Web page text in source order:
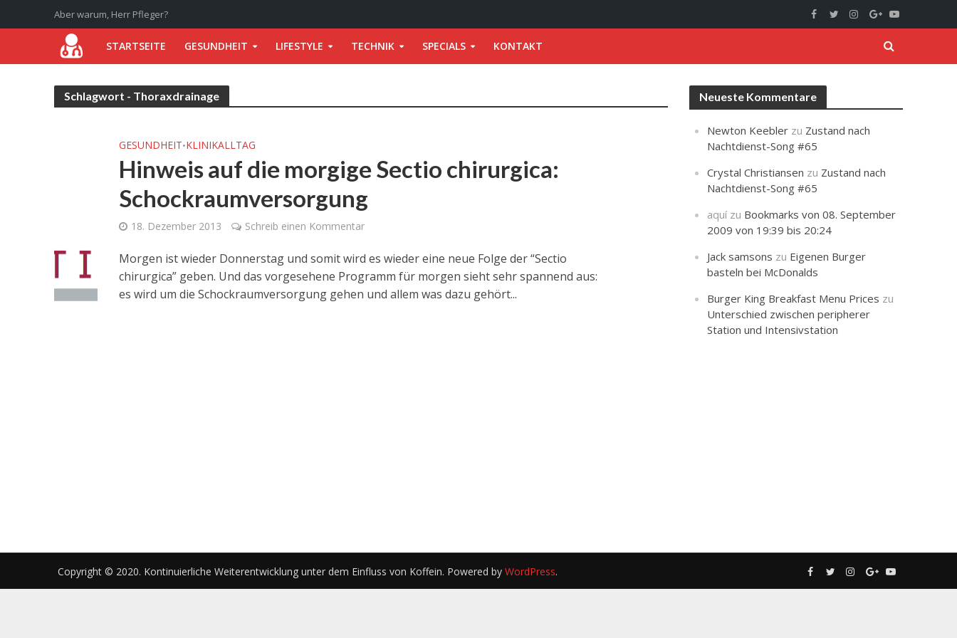
Aber warum, Herr Pfleger?
STARTSEITE GESUNDHEIT LIFESTYLE TECHNIK SPECIALS KONTAKT
Schlagwort - Thoraxdrainage
GESUNDHEIT•KLINIKALLTAG
Hinweis auf die morgige Sectio chirurgica:
Schockraumversorgung
18. Dezember 2013 Schreib einen Kommentar
Morgen ist wieder Donnerstag und somit wird es wieder eine neue Folge der “Sectio
chirurgica” geben. Und das vorgesehene Programm für morgen sieht sehr spannend aus:
es wird um die Schockraumversorgung gehen und allem was dazu gehört...
Neueste Kommentare
Newton Keebler zu Zustand nach
Nachtdienst-Song #65
Crystal Christiansen zu Zustand nach
Nachtdienst-Song #65
aquízu Bookmarks von 08. September
2009 von 19:39 bis 20:24
Jack samsons zu Eigenen Burger
basteln bei McDonalds
Burger King Breakfast Menu Prices zu
Unterschied zwischen peripherer
Station und Intensivstation
Copyright © 2020. Kontinuierliche Weiterentwicklung unter dem Einfluss von Koffein. Powered by WordPress.